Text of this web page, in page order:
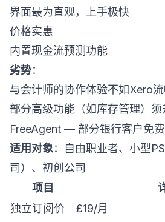
界面最为直观，上手极快
价格实惠
内置现金流预测功能
劣势：
与会计师的协作体验不如Xero
部分高级功能（如库存管理）
FreeAgent — 部分银行客户免
适用对象：自由职业者、小型
司）、初创公司
项目
独立订阅价
£19/月